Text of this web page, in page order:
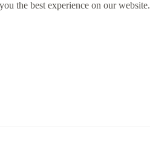
the best experience on our website.